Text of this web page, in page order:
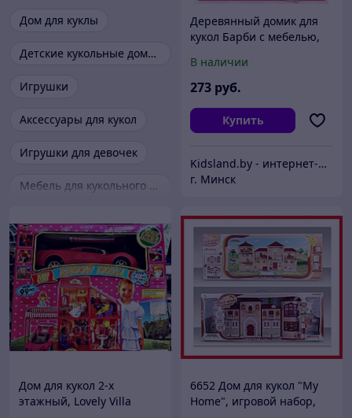
Дом для куклы
Детские кукольные домики
Игрушки
Аксессуары для кукол
Игрушки для девочек
Мебель для кукольного домика
Деревянный домик для
кукол Барби с мебелью,
В наличии
273 руб.
Купить
Kidsland.by - интернет-магазин детских товаров, для дачи и дома и товаров для активного отдыха
г. Минск
Дом для кукол 2-х
этажный, Lovely Villa
6652 Дом для кукол "My
Home", игровой набор,